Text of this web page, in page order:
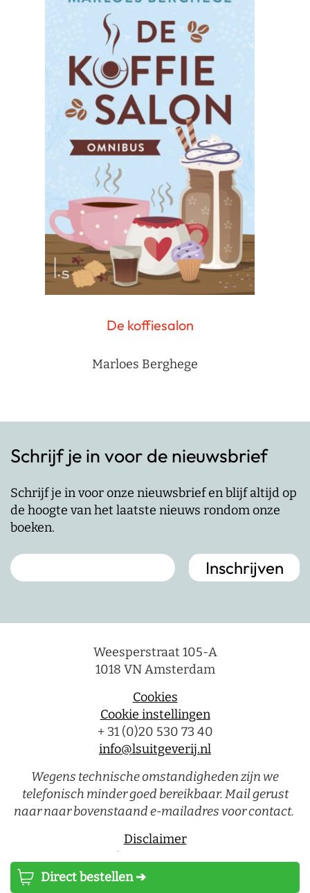
Direct bestellen ➔
De koffiesalon
Marloes Berghege
Schrijf je in voor de nieuwsbrief
Schrijf je in voor onze nieuwsbrief en blijf altijd op
de hoogte van het laatste nieuws rondom onze
boeken.
Weesperstraat 105-A
1018 VN Amsterdam
Cookies
Cookie instellingen
+ 31 (0)20 530 73 40
info@lsuitgeverij.nl
Wegens technische omstandigheden zijn we
telefonisch minder goed bereikbaar. Mail gerust
naar naar bovenstaand e-mailadres voor contact.
Disclaimer
Privacystatement
Luitingh-Sijthoff © 2026